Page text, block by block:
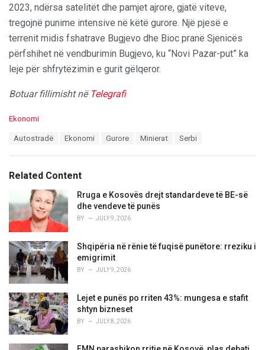
2023, ndërsa satelitët dhe pamjet ajrore, gjatë viteve,
tregojnë punime intensive në këtë gurore. Një pjesë e
terrenit midis fshatrave Bugjevo dhe Bioc pranë Sjenicës
përfshihet në vendburimin Bugjevo, ku “Novi Pazar-put” ka
leje për shfrytëzimin e gurit gëlqeror.
Botuar fillimisht në Telegrafi
C
o
r
e
:
Ekonomi
:
Autostradë Ekonomi Gurore Minierat Serbi
Related Content
Rruga e Kosovës drejt standardeve të BE-së
dhe vendeve të punës
BY JULY 9, 2026
Shqipëria në rënie të fuqisë punëtore: rreziku i
emigrimit
BY JULY 9, 2026
Lejet e punës po rriten 43%: mungesa e stafit
shtyn bizneset
BY JULY 8, 2026